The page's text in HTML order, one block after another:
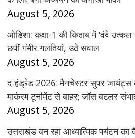
August 5, 2026
ओडिशा: कक्षा-1 की किताब में ‘वंदे उत्कल
छपीं गंभीर गलतियां, उठे सवाल
August 5, 2026
द हंड्रेड 2026: मैनचेस्टर सुपर जायंट्स
मार्करम टूर्नामेंट से बाहर; जॉस बटलर
August 5, 2026
उत्तराखंड बन रहा आध्यात्मिक पर्यटन का